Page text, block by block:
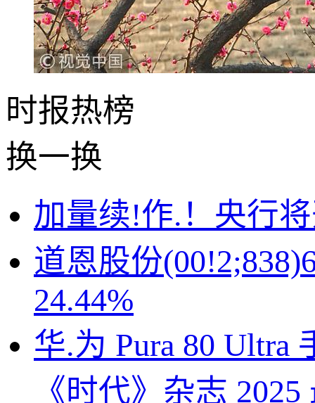
时报热榜
换一换
加量续!作.！央行
道恩股份
24.44%
华.为 Pura 80 Ultra
《时代》杂志